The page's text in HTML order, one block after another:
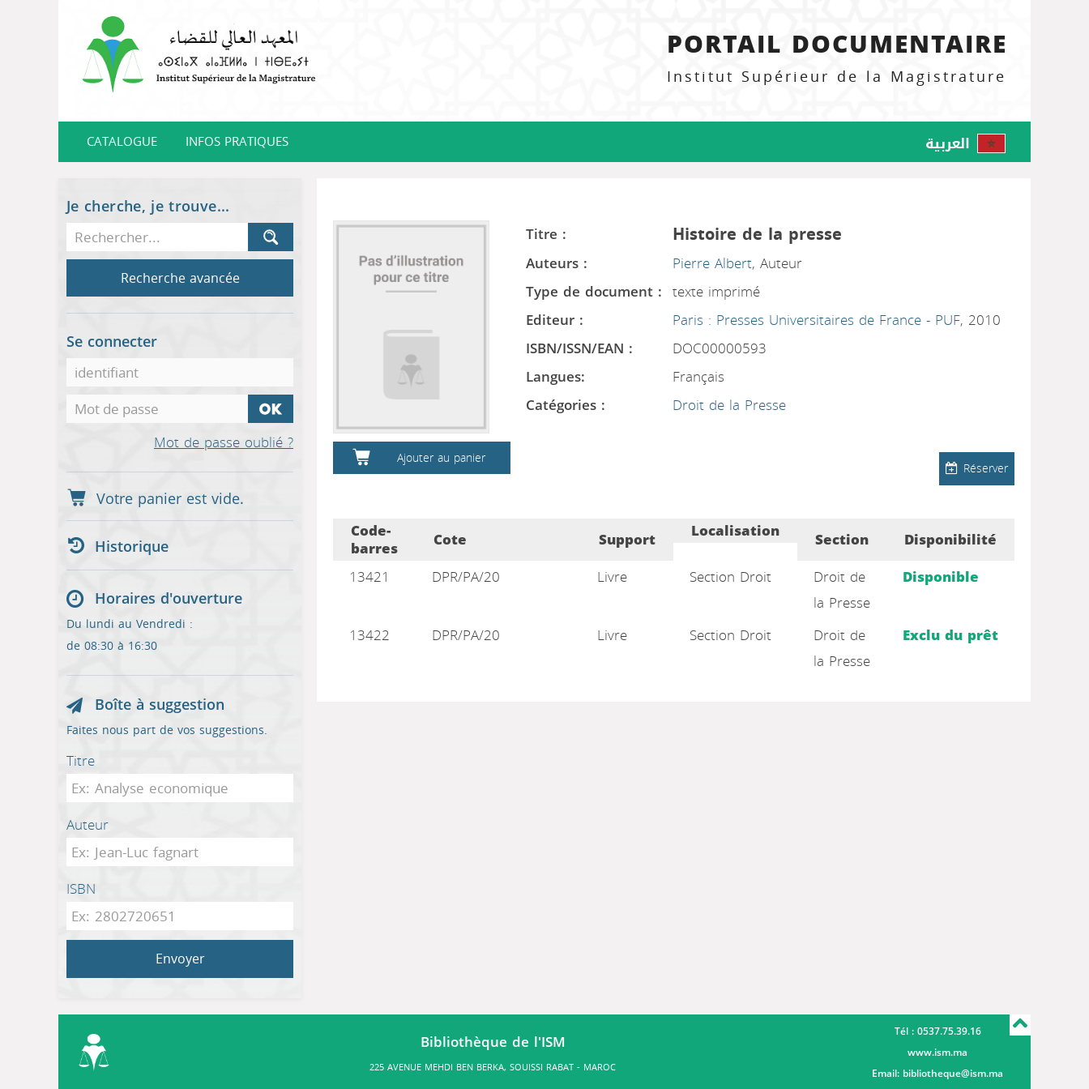
PORTAIL DOCUMENTAIRE
Institut Supérieur de la Magistrature
العربية CATALOGUE INFOS PRATIQUES
Ajouter au panier
Titre : Histoire de la presse
Auteurs : Pierre Albert, Auteur
Type de document : texte imprimé
Editeur :
Paris : Presses Universitaires de France - PUF, 2010
ISBN/ISSN/EAN :
DOC00000593
Langues:
Français
Catégories :
Droit de la Presse
Réserver
Code-
barres Cote Support Localisation Section
Disponibilité
13421
DPR/PA/20 Livre Section Droit
Droit de
la Presse
Disponible
13422 DPR/PA/20 Livre Section Droit
Droit de
la Presse
Exclu du prêt
Je cherche, je trouve...
Recherche avancée
Se connecter
Mot de passe oublié ?
Historique
Horaires d'ouverture
Du lundi au Vendredi :
de 08:30 à 16:30
Boîte à suggestion
Faites nous part de vos suggestions.
Titre
Auteur
ISBN
Envoyer
Bibliothèque de l'ISM
225 AVENUE MEHDI BEN BERKA, SOUISSI RABAT - MAROC
Tél : 0537.75.39.16
www.ism.ma
Email: bibliotheque@ism.ma